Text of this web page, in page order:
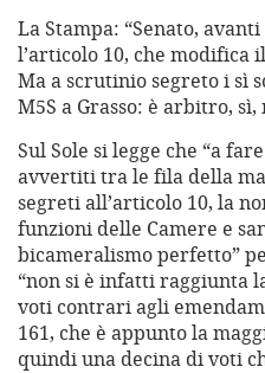
La Stampa: “Senato,
l’articolo 10, che modifica
Ma a scrutinio segreto i sì
M5S a Grasso: è arbitro,
Sul Sole si legge che “a
avvertiti tra le fila della
segreti all’articolo 10, la
funzioni delle Camere e
bicameralismo perfetto”
“non si è infatti raggiunta
voti contrari agli
161, che è appunto la
quindi una decina di voti